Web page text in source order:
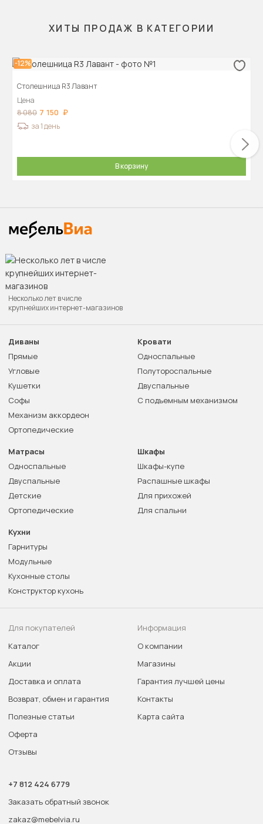
ХИТЫ ПРОДАЖ В КАТЕГОРИИ
-12%
Столешница R3 Лавант
Цена
8 080 7 150
за 1 день
В корзину
Несколько лет в числе
крупнейших интернет-магазинов
Диваны
Прямые
Угловые
Кушетки
Софы
Механизм аккордеон
Ортопедические
Кровати
Односпальные
Полутороспальные
Двуспальные
С подъемным механизмом
Матрасы
Односпальные
Двуспальные
Детские
Ортопедические
Шкафы
Шкафы-купе
Распашные шкафы
Для прихожей
Для спальни
Кухни
Гарнитуры
Модульные
Кухонные столы
Конструктор кухонь
Для покупателей
Каталог
Акции
Доставка и оплата
Возврат, обмен и гарантия
Полезные статьи
Оферта
Отзывы
Информация
О компании
Магазины
Гарантия лучшей цены
Контакты
Карта сайта
+7 812 424 6779
Заказать обратный звонок
zakaz@mebelvia.ru